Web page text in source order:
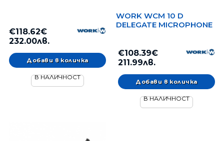
€118.62€
232.00лв.
В НАЛИЧНОСТ
WORK WCM 10 D
DELEGATE MICROPHONE
€108.39€
211.99лв.
В НАЛИЧНОСТ